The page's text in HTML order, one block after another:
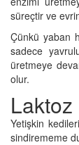
süreçtir ve
Çünkü yaban
sadece
üretmeye
olur.
Laktoz
Yetişkin
sindirememe